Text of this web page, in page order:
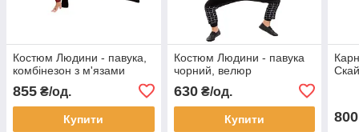
Костюм Людини - павука,
комбінезон з м'язами
855 ₴/од.
Купити
Костюм Людини - павука
чорний, велюр
630₴/од.
Купити 800